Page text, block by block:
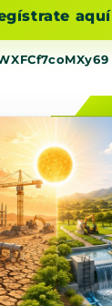
aquí